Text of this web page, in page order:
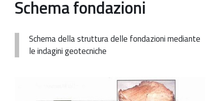
Patrimonio Storico-Artistico
Ufficio Esportazione
Ufficio Tutela
Galleria
Schema fondazioni
Schema della struttura delle fondazioni mediante
le indagini geotecniche